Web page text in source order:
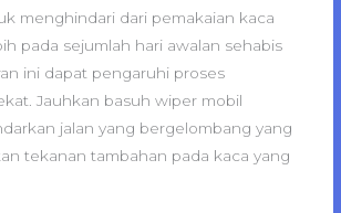
menghindari dari pemakaian kaca
pada sejumlah hari awalan sehabis
ini dapat pengaruhi proses
Jauhkan basuh wiper mobil
jalan yang bergelombang yang
tekanan tambahan pada kaca yang